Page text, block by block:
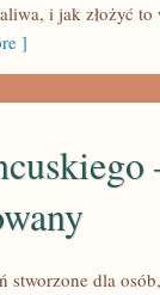
i jak złożyć
]
stworzone dla